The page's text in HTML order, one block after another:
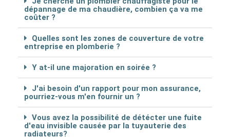
dépannage de ma chaudière, combien ça va me
coûter ?
Quelles sont les zones de couverture de votre
entreprise en plomberie ?
Y at-il une majoration en soirée ?
J'ai besoin d'un rapport pour mon assurance,
pourriez-vous m'en fournir un ?
Vous avez la possibilité de détécter une fuite
d'eau invisible causée par la tuyauterie des
radiateurs?